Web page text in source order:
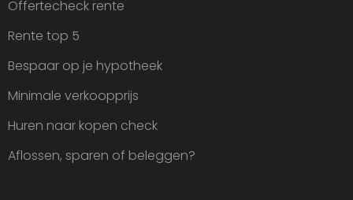
Offertecheck rente
Rente top 5
Bespaar op je hypotheek
Minimale verkoopprijs
Huren naar kopen check
Aflossen, sparen of beleggen?